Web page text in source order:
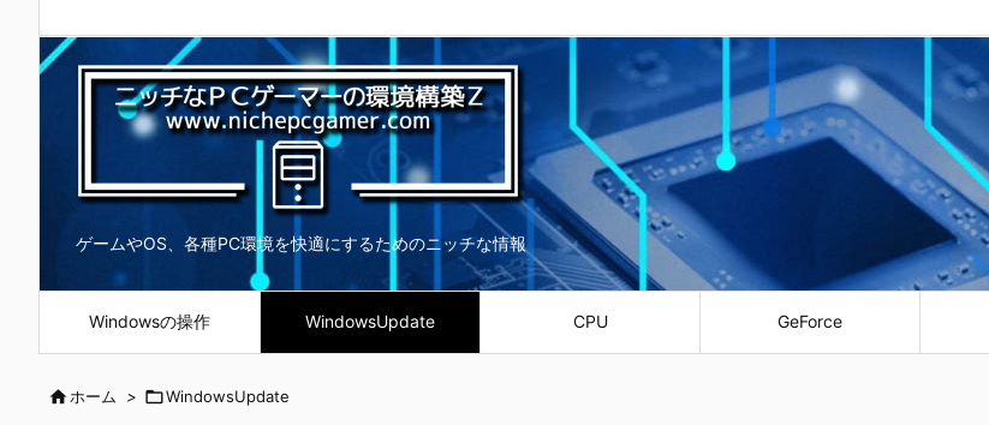
ゲームやOS、各種PC環境を快適にするためのニッチな情報
Windowsの操作 WindowsUpdate CPU GeForce
ホーム > WindowsUpdate